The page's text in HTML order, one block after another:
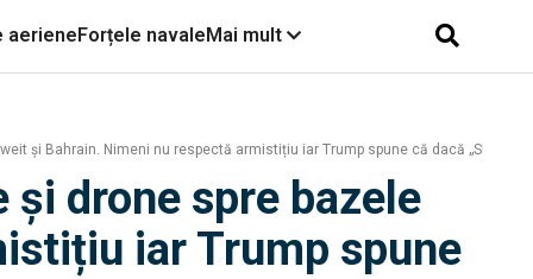
aerieneForțele navaleMai mult
și Bahrain. Nimeni nu respectă armistițiu iar Trump spune că dacă „SUA
și drone spre bazele
iar Trump spune